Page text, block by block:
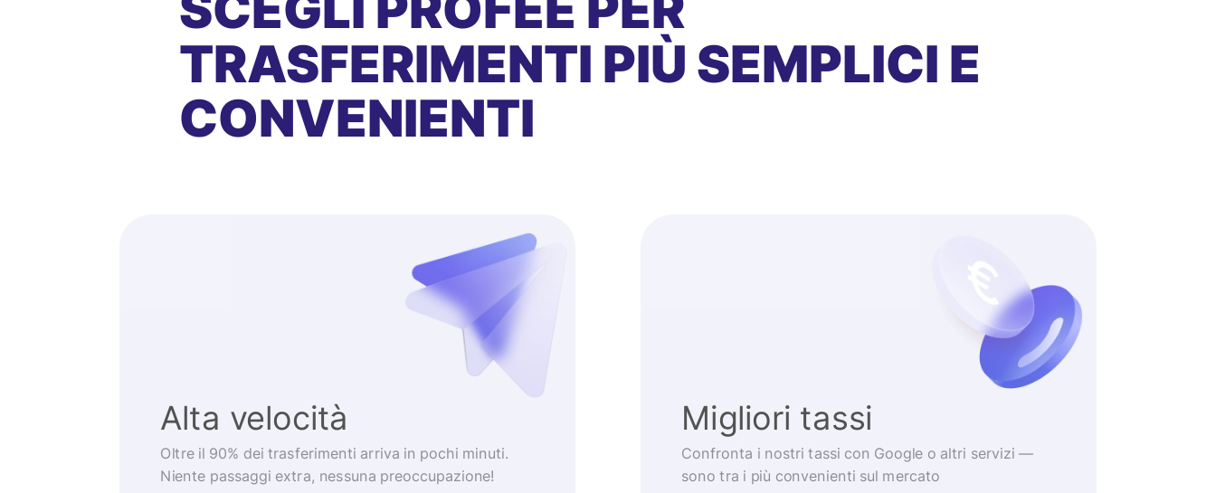
TRASFERIMENTI PIÙ SEMPLICI E
CONVENIENTI
Alta velocità
Oltre il 90% dei trasferimenti arriva in pochi minuti.
Niente passaggi extra, nessuna preoccupazione!
Migliori tassi
Confronta i nostri tassi con Google o altri servizi —
sono tra i più convenienti sul mercato